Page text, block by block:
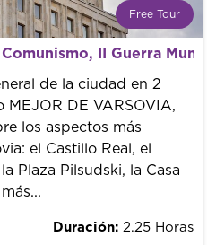
Free Tour
turísticas. Reserva sin coste
precio es libre! Por lo que al
le pones el precio.
II Guerra
de la ciudad en 2
MEJOR DE VARSOVIA,
los aspectos más
el Castillo Real, el
Plaza Pilsudski, la Casa
Duración: 2.25 Horas